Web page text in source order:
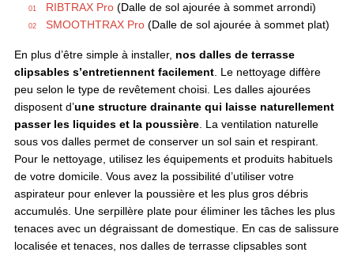
RIBTRAX Pro(Dalle de sol ajourée à sommet arrondi)
SMOOTHTRAX Pro (Dalle de sol ajourée à sommet plat)
En plus d’être simple à installer, nos dalles de terrasse
clipsables s’entretiennent facilement. Le nettoyage diffère
peu selon le type de revêtement choisi. Les dalles ajourées
disposent d’une structure drainante qui laisse naturellement
passer les liquides et la poussière. La ventilation naturelle
sous vos dalles permet de conserver un sol sain et respirant.
Pour le nettoyage, utilisez les équipements et produits habituels
de votre domicile. Vous avez la possibilité d’utiliser votre
aspirateur pour enlever la poussière et les plus gros débris
accumulés. Une serpillère plate pour éliminer les tâches les plus
tenaces avec un dégraissant de domestique. En cas de salissure
localisée et tenaces, nos dalles de terrasse clipsables sont